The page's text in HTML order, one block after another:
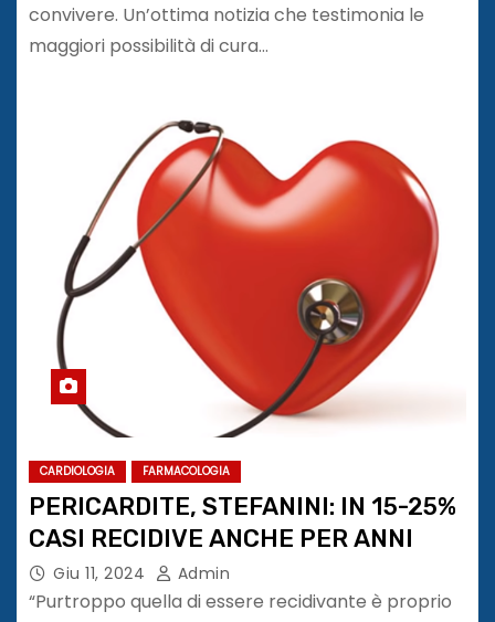
convivere. Un’ottima notizia che testimonia le
maggiori possibilità di cura…
CARDIOLOGIA FARMACOLOGIA
PERICARDITE, STEFANINI: IN 15-25%
CASI RECIDIVE ANCHE PER ANNI
Giu 11, 2024 Admin
“Purtroppo quella di essere recidivante è proprio